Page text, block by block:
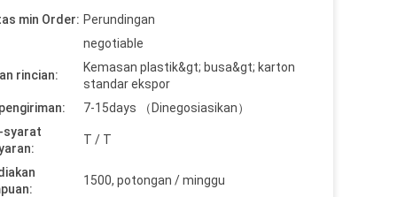
min Order: Perundingan
negotiable
rincian:
Kemasan plastik&gt; busa&gt; karton
standar ekspor
7-15days （Dinegosiasikan）
syarat
T / T
1500, potongan / minggu